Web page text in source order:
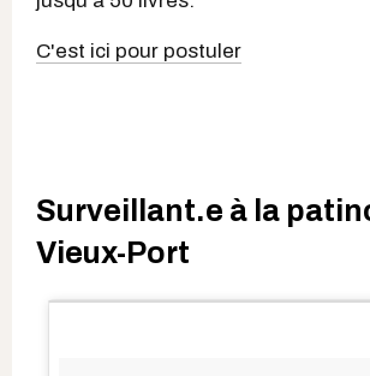
C'est ici pour postuler
Surveillant.e à la
Vieux-Port